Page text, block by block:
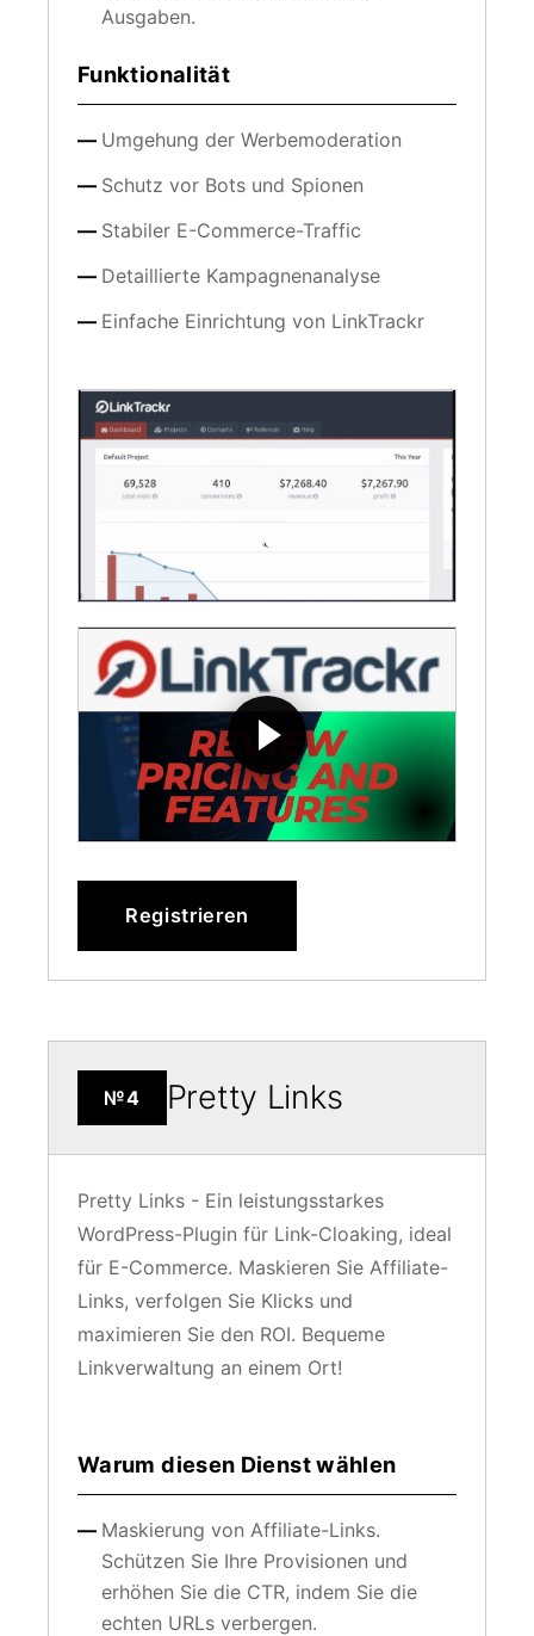
Ausgaben.
Funktionalität
Umgehung der Werbemoderation
Schutz vor Bots und Spionen
Stabiler E-Commerce-Traffic
Detaillierte Kampagnenanalyse
Einfache Einrichtung von LinkTrackr
Registrieren
№4 Pretty Links
Pretty Links - Ein leistungsstarkes
WordPress-Plugin für Link-Cloaking, ideal
für E-Commerce. Maskieren Sie Affiliate-
Links, verfolgen Sie Klicks und
maximieren Sie den ROI. Bequeme
Linkverwaltung an einem Ort!
Warum diesen Dienst wählen
Maskierung von Affiliate-Links.
Schützen Sie Ihre Provisionen und
erhöhen Sie die CTR, indem Sie die
echten URLs verbergen.